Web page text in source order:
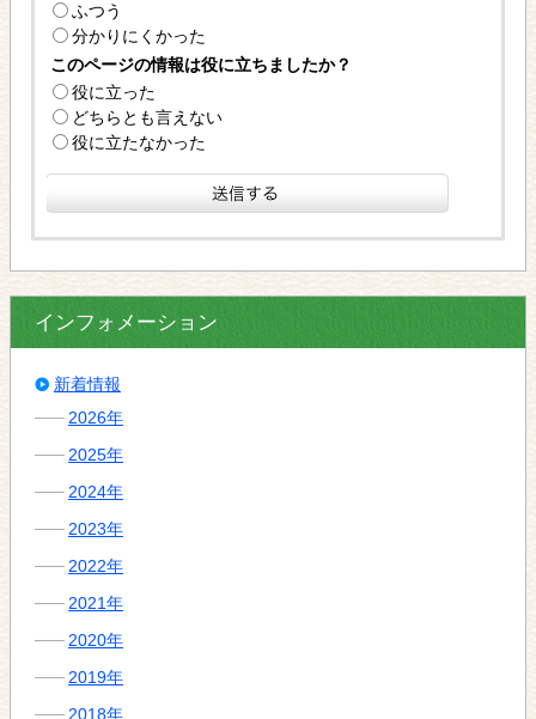
ふつう
分かりにくかった
このページの情報は役に立ちましたか？
役に立った
どちらとも言えない
役に立たなかった
インフォメーション
新着情報
2026年
2025年
2024年
2023年
2022年
2021年
2020年
2019年
2018年